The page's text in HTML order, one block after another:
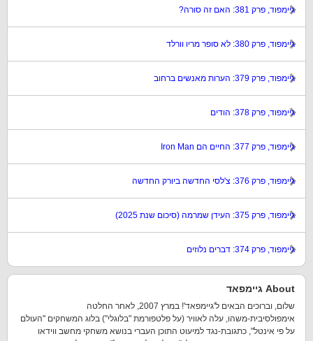
גיימפוד, פרק 381: האם זה סורה?
גיימפוד, פרק 380: לא סופר מריו וורלד
גיימפוד, פרק 379: הערות מאנשים ברחוב
גיימפוד, פרק 378: הודים
גיימפוד, פרק 377: החיים הם Iron Man
גיימפוד, פרק 376: צ'לסי החדשה ביורק החדשה
גיימפוד, פרק 375: העידן שמרמה (סיכום שנת 2025)
גיימפוד, פרק 374: דברים נלוזים
About גיימפאד
שלום, וברוכים הבאים ל'גיימפאד'! במרץ 2007, לאחר החלטה
אימפולסיבית-משהו, עלה לאוויר (על פלטפורמת "בלוגלי") בלוג המשחקים "העולם
על פי אינטל", כתגובת-נגד למיעוט התוכן העברי בנושא משחקי מחשב ווידאו